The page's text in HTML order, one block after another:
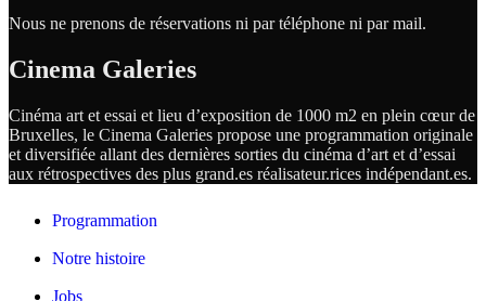
Nous ne prenons de réservations ni par téléphone ni par mail.
Cinema Galeries
Cinéma art et essai et lieu d’exposition de 1000 m2 en plein cœur de
Bruxelles, le Cinema Galeries propose une programmation originale
et diversifiée allant des dernières sorties du cinéma d’art et d’essai
aux rétrospectives des plus grand.es réalisateur.rices indépendant.es.
Programmation
Notre histoire
Jobs